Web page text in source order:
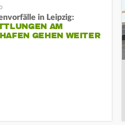
in Leipzig:
AM
GEHEN WEITER